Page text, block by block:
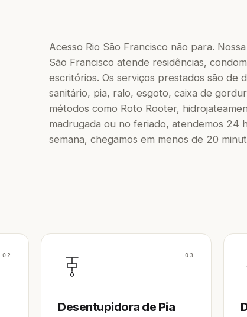
Acesso Rio São Francisco não para.
São Francisco atende residências,
escritórios. Os serviços prestados são de
sanitário, pia, ralo, esgoto, caixa de
métodos como Roto Rooter,
madrugada ou no feriado, atendemos 24
semana, chegamos em menos de 20
02 03
Desentupidora de Pia